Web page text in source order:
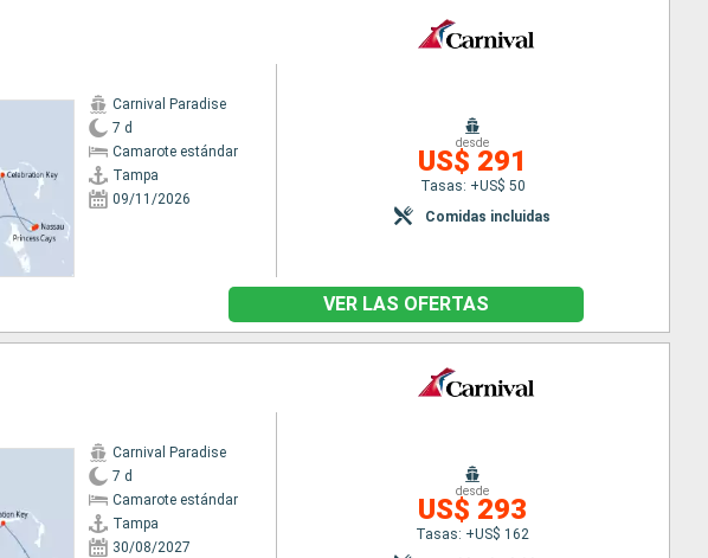
Carnival Paradise
7 d
Camarote estándar
Tampa
09/11/2026
desde
US$ 291
Tasas: +US$ 50
Comidas incluidas
VER LAS OFERTAS
Carnival Paradise
7 d
Camarote estándar
Tampa
30/08/2027
desde
US$ 293
Tasas: +US$ 162